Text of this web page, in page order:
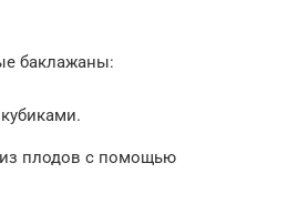
баклажаны:
из плодов с помощью